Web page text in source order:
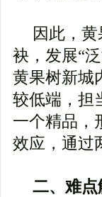
因此，
袂，发展“
黄果树新城
较低端，担
一个精品，
效应，通过
二、难点